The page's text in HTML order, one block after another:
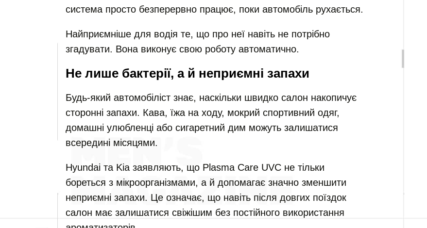
система просто безперервно працює, поки автомобіль рухається.
Найприємніше для водія те, що про неї навіть не потрібно
згадувати. Вона виконує свою роботу автоматично.
Не лише бактерії, а й неприємні запахи
Будь-який автомобіліст знає, наскільки швидко салон накопичує
сторонні запахи. Кава, їжа на ходу, мокрий спортивний одяг,
домашні улюбленці або сигаретний дим можуть залишатися
всередині місяцями.
Hyundai та Kia заявляють, що Plasma Care UVC не тільки
бореться з мікроорганізмами, а й допомагає значно зменшити
неприємні запахи. Це означає, що навіть після довгих поїздок
салон має залишатися свіжішим без постійного використання